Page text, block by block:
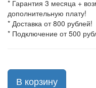
* Гарантия 3 месяца +
дополнительную плату!
* Доставка от 800 рублей!
* Подключение от 500
В корзину